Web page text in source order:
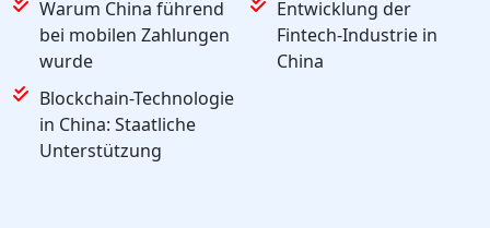
Warum China führend
bei mobilen Zahlungen
wurde
Entwicklung der
Fintech-Industrie in
China
Blockchain-Technologie
in China: Staatliche
Unterstützung